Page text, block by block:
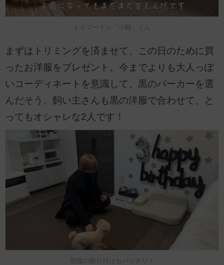
トイプードル「小殿」くん
まずはトリミングを済ませて、この日のために買
ったお洋服をプレゼント。今までよりも大人っぽ
いコーディネートを意識して、黒のパーカーを選
んだそう。飼い主さんも黒の洋服で合わせて、と
ってもオシャレな2人です！
部屋の飾り付けもバッチリ！